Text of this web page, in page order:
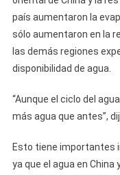
país aumentaron la
sólo aumentaron en la
las demás regiones
disponibilidad de agua.
“Aunque el ciclo del
más agua que antes”,
Esto tiene importantes
ya que el agua en